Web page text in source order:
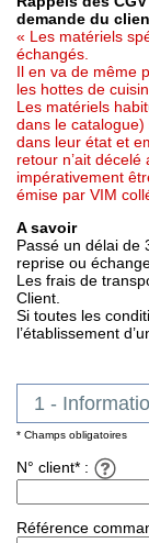
demande du
« Les matériels
échangés.
Il en va de même
les hottes de
Les matériels
dans le catalogue)
dans leur état et
retour n’ait
impérativement
émise par VIM
A savoir
Passé un délai de
reprise ou
Les frais de
Client.
Si toutes les
l’établissement
1 -
* Champs obligatoires
N° client* :
Référence